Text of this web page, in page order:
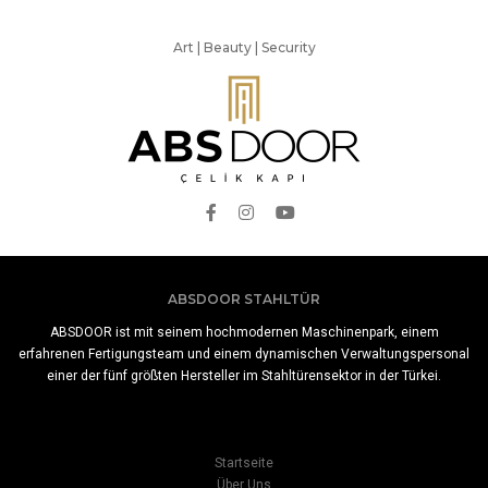
Art | Beauty | Security
ABSDOOR STAHLTÜR
ABSDOOR ist mit seinem hochmodernen Maschinenpark, einem
erfahrenen Fertigungsteam und einem dynamischen Verwaltungspersonal
einer der fünf größten Hersteller im Stahltürensektor in der Türkei.
Startseite